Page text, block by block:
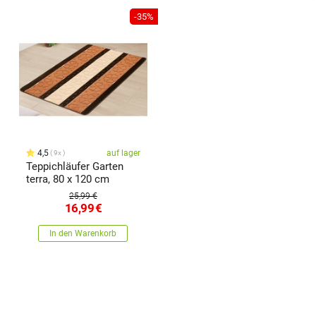
-35%
4,5 9x auf lager
Teppichläufer Garten
terra, 80 x 120 cm
25,99 €
16,99€
In den Warenkorb